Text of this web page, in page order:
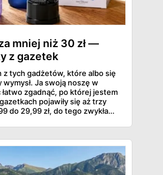
mniej niż 30 zł —
z gazetek
tych gadżetów, które albo się
wymysł. Ja swoją noszę w
zgadnąć, po której jestem
pojawiły się aż trzy
do 29,99 zł, do tego zwykła
kiedy taki zakup faktycznie